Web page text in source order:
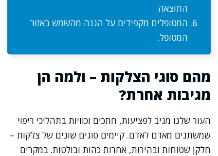
התוצאה.
המטופלים מקפידים על הגנה מהשמש באזור
המטופל.
מהם סוגי הצלקות – ולמה הן
מגיבות אחרת?
העור שלנו מגיב לפציעות, חתכים וכוויות בתהליכי ריפוי
שמשתנים מאדם לאדם. קיימים סוגים שונים של צלקות –
חלקן שטוחות ובהירות, אחרות כהות ובולטות. במקרים